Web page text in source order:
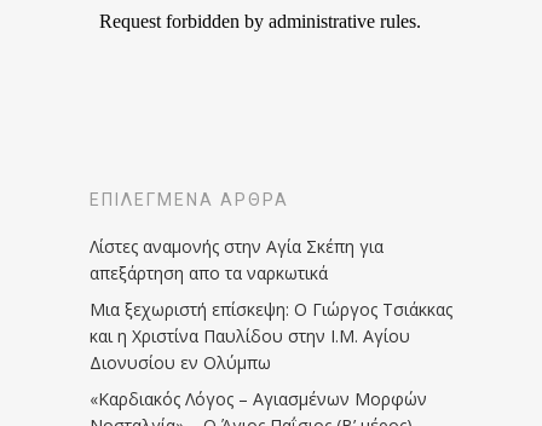
ΕΠΙΛΕΓΜΈΝΑ ΆΡΘΡΑ
Λίστες αναμονής στην Αγία Σκέπη για
απεξάρτηση απο τα ναρκωτικά
Μια ξεχωριστή επίσκεψη: Ο Γιώργος Τσιάκκας
και η Χριστίνα Παυλίδου στην Ι.Μ. Αγίου
Διονυσίου εν Ολύμπω
«Καρδιακός Λόγος – Αγιασμένων Μορφών